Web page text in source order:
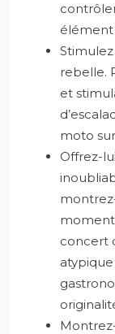
élément
rebelle.
et
moto
Offrez-
concert